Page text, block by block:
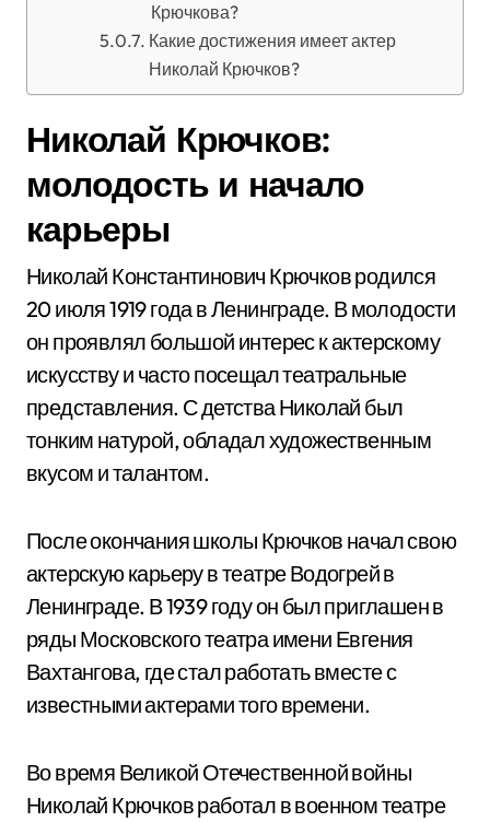
Крючкова?
Какие достижения имеет актер
Николай Крючков?
Николай Крючков:
молодость и начало
карьеры
Николай Константинович Крючков родился
20 июля 1919 года в Ленинграде. В молодости
он проявлял большой интерес к актерскому
искусству и часто посещал театральные
представления. С детства Николай был
тонким натурой, обладал художественным
вкусом и талантом.
После окончания школы Крючков начал свою
актерскую карьеру в театре Водогрей в
Ленинграде. В 1939 году он был приглашен в
ряды Московского театра имени Евгения
Вахтангова, где стал работать вместе с
известными актерами того времени.
Во время Великой Отечественной войны
Николай Крючков работал в военном театре